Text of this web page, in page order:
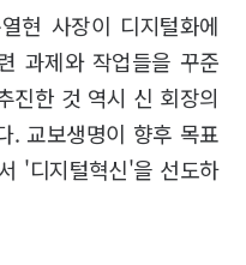
현 사장이 디지털화에
과제와 작업들을 꾸준
진한 것 역시 신 회장의
. 교보생명이 향후 목표
'디지털혁신'을 선도하